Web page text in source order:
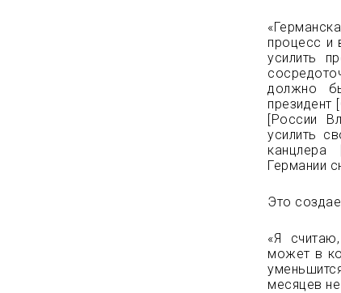
процесс и
усилить
должно
президент
[России
усилить
канцлера
Германии
Это
«Я
может в
месяцев